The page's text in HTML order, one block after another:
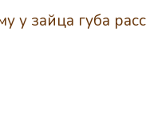
у зайца губа